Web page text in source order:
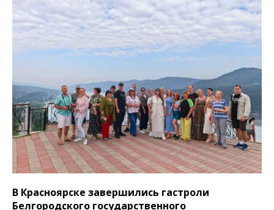
В Красноярске завершились гастроли
Белгородского государственного